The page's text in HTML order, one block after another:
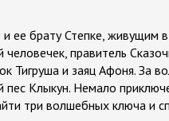
ее брату Степке, живущим
правитель
Тигруша и заяц Афоня. За
пес Клыкун. Немало
три волшебных ключа и